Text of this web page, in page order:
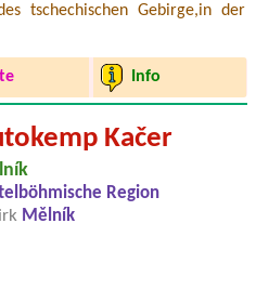
tschechischen Gebirge,in der
Info
Kačer
Region
Mělník